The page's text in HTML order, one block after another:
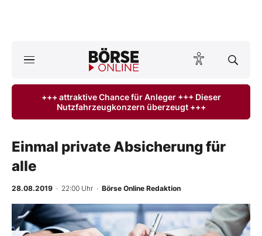
ktuelle Ausgabe BÖRSE ONLINE lesen
Anlageprodukte
Finanz-Check
BO-Musterdepots
+++ attraktive Chance für Anleger +++ Dieser
Nutzfahrzeugkonzern überzeugt +++
Einmal private Absicherung für
alle
28.08.2019 · 22:00 Uhr · Börse Online Redaktion